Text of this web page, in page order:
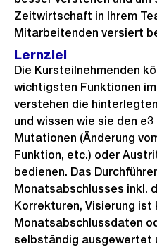
Zeitwirtschaft in Ihrem
Mitarbeitenden versiert
Lernziel
Die Kursteilnehmenden
wichtigsten Funktionen
verstehen die
und wissen wie sie den
Mutationen (Änderung
Funktion, etc.) oder
bedienen. Das
Monatsabschlusses inkl.
Korrekturen, Visierung ist
Monatsabschlussdaten
selbständig ausgewertet